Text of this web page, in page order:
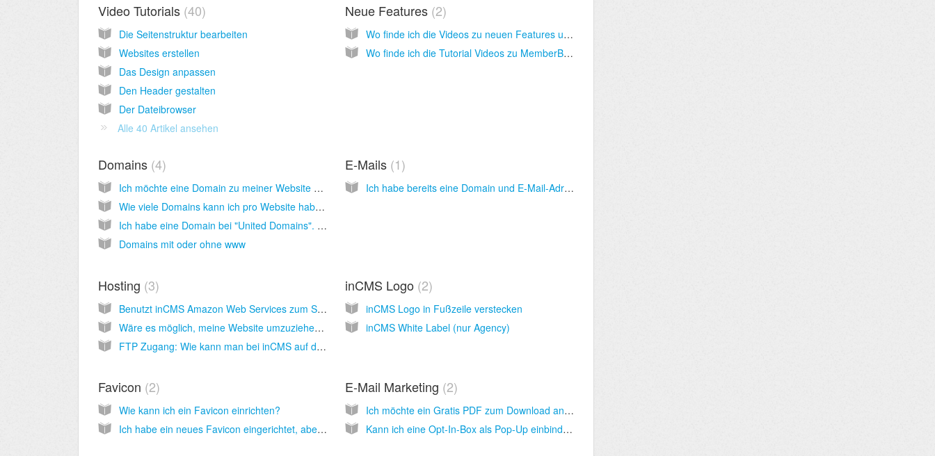
Video Tutorials 40
Die Seitenstruktur bearbeiten
Websites erstellen
Das Design anpassen
Den Header gestalten
Der Dateibrowser
Alle 40 Artikel ansehen
Neue Features 2
Wo finde ich die Videos zu neuen Features und Modulen?
Wo finde ich die Tutorial Videos zu MemberBizProfit?
Domains 4
Ich möchte eine Domain zu meiner Website hinzufügen. Es gibt vier Möglichkeiten. Welche soll ich wählen?
Wie viele Domains kann ich pro Website haben?
Ich habe eine Domain bei "United Domains". Wie kann ich diese mit externen Nameservern zu meiner inCMS Seite hinzufügen?
Domains mit oder ohne www
E-Mails 1
Ich habe bereits eine Domain und E-Mail-Adressen bei meinem Hoster. Kann ich den E-Mail-Service von meinem Hoster weiter nutzen?
Hosting 3
Benutzt inCMS Amazon Web Services zum Speichern und Verbreiten der Webseiten? Kann meine Website hohem Traffic standhalten, ohne zu crashen?
Wäre es möglich, meine Website umzuziehen für den Fall, dass es SwissMadeMarketing eines Tages nicht mehr geben sollte?
FTP Zugang: Wie kann man bei inCMS auf den FTP Server zugreifen um Dateien hochzuladen, auf die man dann aus dem Inter zugreifen kann?
inCMS Logo 2
inCMS Logo in Fußzeile verstecken
inCMS White Label (nur Agency)
Favicon 2
Wie kann ich ein Favicon einrichten?
Ich habe ein neues Favicon eingerichtet, aber im Browser erscheint immer noch das alte. Warum?
E-Mail Marketing 2
Ich möchte ein Gratis PDF zum Download anbieten. Wo muss ich die Datei hochladen und wie kann ich darauf verlinken?
Kann ich eine Opt-In-Box als Pop-Up einbinden?